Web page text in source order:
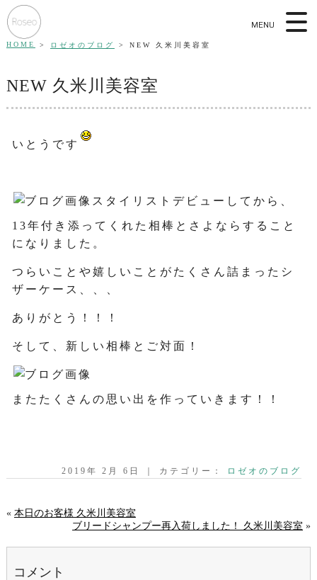
MENU
HOME ロゼオのブログ NEW 久米川美容室
NEW 久米川美容室
いとうです
スタイリストデビューしてから、
13年付き添ってくれた相棒とさよならすること
になりました。
つらいことや嬉しいことがたくさん詰まったシ
ザーケース、、、
ありがとう！！！
そして、新しい相棒とご対面！
またたくさんの思い出を作っていきます！！
2019年 2月 6日 ｜ カテゴリー： ロゼオのブログ
« 本日のお客様 久米川美容室
ブリードシャンプー再入荷しました！ 久米川美容室 »
コメント